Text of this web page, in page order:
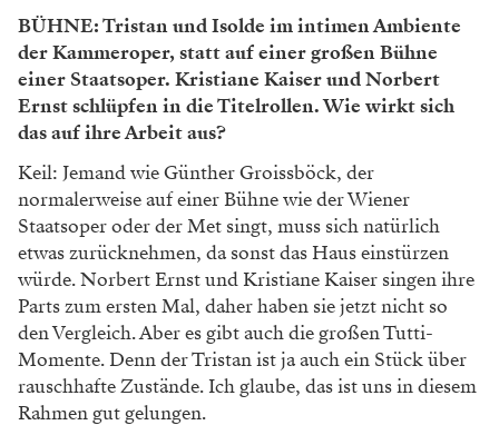
BÜHNE: Tristan und Isolde im intimen Ambiente
der Kammeroper, statt auf einer großen Bühne
einer Staatsoper. Kristiane Kaiser und Norbert
Ernst schlüpfen in die Titelrollen. Wie wirkt sich
das auf ihre Arbeit aus?
Keil: Jemand wie Günther Groissböck, der
normalerweise auf einer Bühne wie der Wiener
Staatsoper oder der Met singt, muss sich natürlich
etwas zurücknehmen, da sonst das Haus einstürzen
würde. Norbert Ernst und Kristiane Kaiser singen ihre
Parts zum ersten Mal, daher haben sie jetzt nicht so
den Vergleich. Aber es gibt auch die großen Tutti-
Momente. Denn der Tristan ist ja auch ein Stück über
rauschhafte Zustände. Ich glaube, das ist uns in diesem
Rahmen gut gelungen.